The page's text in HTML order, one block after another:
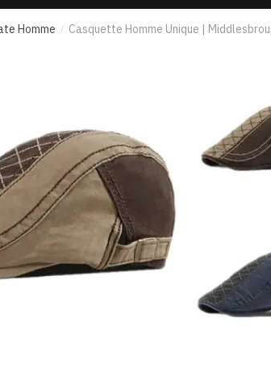
Homme / Casquette Homme Unique​ |